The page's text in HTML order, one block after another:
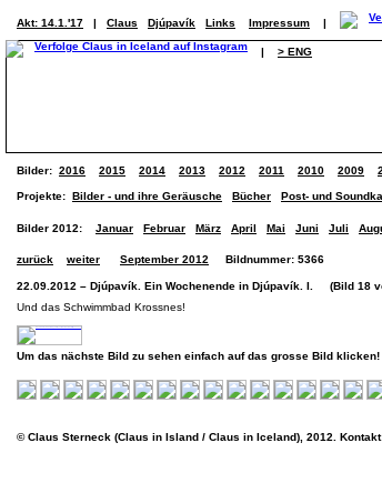
Akt: 14.1.'17 | Claus Djúpavík Links Impressum |
| > ENG
Bilder: 2016 2015 2014 2013 2012 2011 2010 2009
Projekte: Bilder - und ihre Geräusche Bücher Post- und
Bilder 2012: Januar Februar März April Mai Juni Juli
zurück weiter September 2012 Bildnummer: 5366
22.09.2012 – Djúpavík. Ein Wochenende in Djúpavík. I. (Bild 18
Und das Schwimmbad Krossnes!
Um das nächste Bild zu sehen einfach auf das grosse Bild klicken!
© Claus Sterneck (Claus in Island / Claus in Iceland), 2012.